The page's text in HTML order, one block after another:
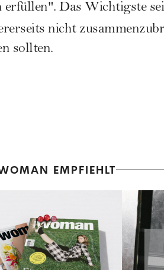
Das Wichtigste
nicht
sollten.
EMPFIEHLT